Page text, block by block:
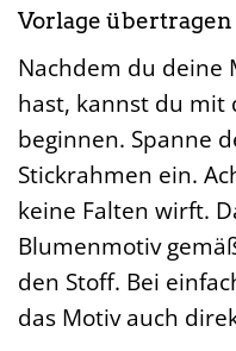
Vorlage übertragen
Nachdem du deine
hast, kannst du mit
beginnen. Spanne
Stickrahmen ein.
keine Falten wirft.
Blumenmotiv
den Stoff. Bei
das Motiv auch